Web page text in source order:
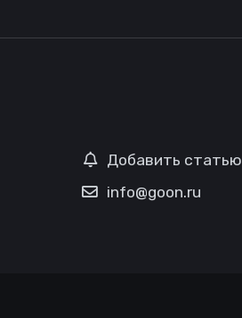
Добавить статью
info@goon.ru